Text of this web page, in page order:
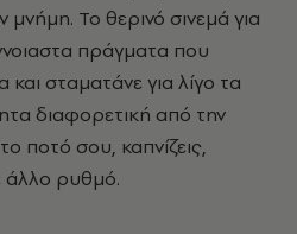
μνήμη. Το θερινό σινεμά για
πράγματα που
σταματάνε για λίγο τα
διαφορετική από την
ποτό σου, καπνίζεις,
άλλο ρυθμό.